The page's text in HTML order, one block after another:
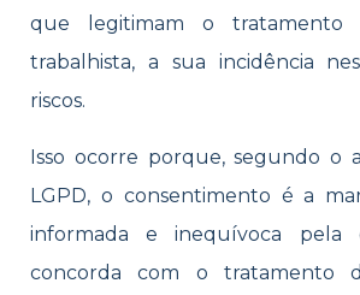
que legitimam o tratamento
trabalhista, a sua incidência
riscos.
Isso ocorre porque, segundo o
LGPD, o consentimento é a
informada e inequívoca
concorda com o tratamento